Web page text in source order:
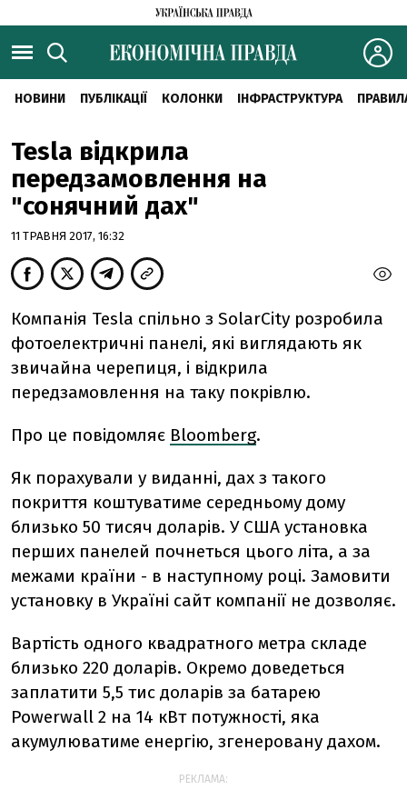
НОВИНИ ПУБЛІКАЦІЇ КОЛОНКИ ІНФРАСТРУКТУРА
Tesla відкрила
передзамовлення на
"сонячний дах"
11 ТРАВНЯ 2017, 16:32
Компанія Tesla спільно з SolarCity розробила
фотоелектричні панелі, які виглядають як
звичайна черепиця, і відкрила
передзамовлення на таку покрівлю.
Про це повідомляє Bloomberg.
Як порахували у виданні, дах з такого
покриття коштуватиме середньому дому
близько 50 тисяч доларів. У США установка
перших панелей почнеться цього літа, а за
межами країни - в наступному році. Замовити
установку в Україні сайт компанії не дозволяє.
Вартість одного квадратного метра складе
близько 220 доларів. Окремо доведеться
заплатити 5,5 тис доларів за батарею
Powerwall 2 на 14 кВт потужності, яка
акумулюватиме енергію, згенеровану дахом.
РЕКЛАМА: